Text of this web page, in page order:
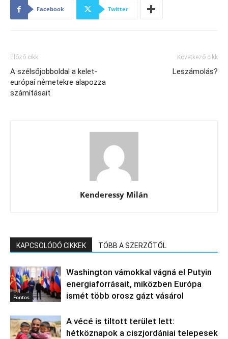
Facebook Twitter
Előző cikk
A szélsőjobboldal a kelet-
európai németekre alapozza
számításait
Következő cikk
Leszámolás?
Kenderessy Milán
KAPCSOLÓDÓ CIKKEK TÖBB A SZERZŐTŐL
Fontos
Washington vámokkal vágná el Putyin
energiaforrásait, miközben Európa
ismét több orosz gázt vásárol
A vécé is tiltott terület lett:
hétköznapok a ciszjordániai telepesek